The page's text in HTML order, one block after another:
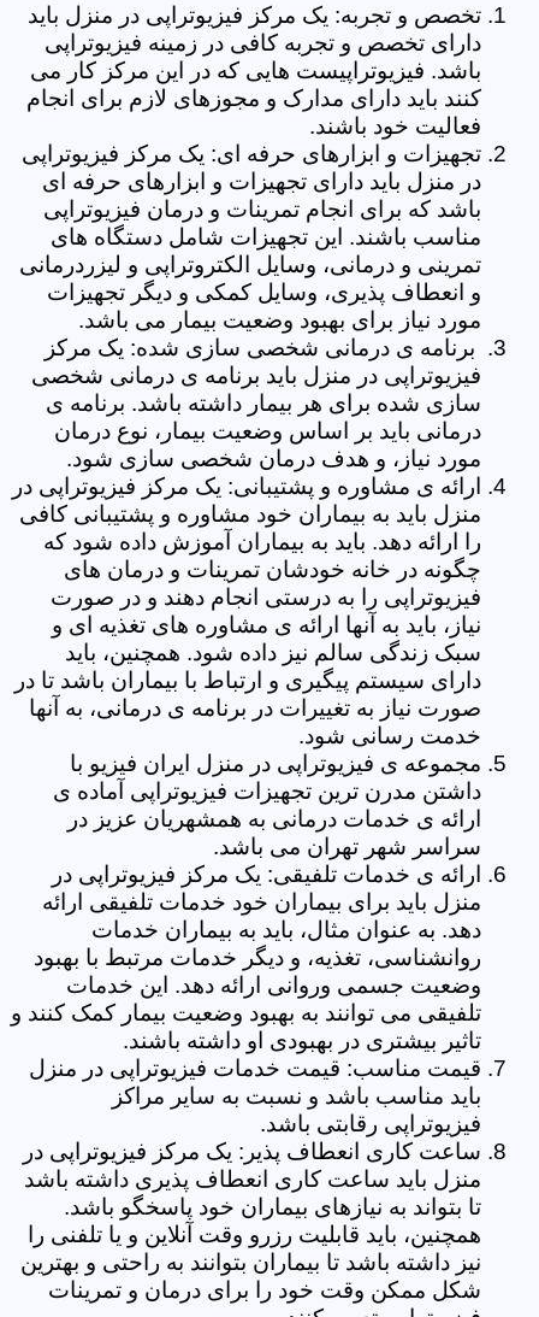
تخصص و تجربه: یک مرکز فیزیوتراپی در منزل باید
دارای تخصص و تجربه کافی در زمینه فیزیوتراپی
باشد. فیزیوتراپیست هایی که در این مرکز کار می
کنند باید دارای مدارک و مجوزهای لازم برای انجام
فعالیت خود باشند.
تجهیزات و ابزارهای حرفه ای: یک مرکز فیزیوتراپی
در منزل باید دارای تجهیزات و ابزارهای حرفه ای
باشد که برای انجام تمرینات و درمان فیزیوتراپی
مناسب باشند. این تجهیزات شامل دستگاه های
تمرینی و درمانی، وسایل الکتروتراپی و لیزردرمانی
و انعطاف پذیری، وسایل کمکی و دیگر تجهیزات
مورد نیاز برای بهبود وضعیت بیمار می باشد.
برنامه ی درمانی شخصی سازی شده: یک مرکز
فیزیوتراپی در منزل باید برنامه ی درمانی شخصی
سازی شده برای هر بیمار داشته باشد. برنامه ی
درمانی باید بر اساس وضعیت بیمار، نوع درمان
مورد نیاز، و هدف درمان شخصی سازی شود.
ارائه ی مشاوره و پشتیبانی: یک مرکز فیزیوتراپی در
منزل باید به بیماران خود مشاوره و پشتیبانی کافی
را ارائه دهد. باید به بیماران آموزش داده شود که
چگونه در خانه خودشان تمرینات و درمان های
فیزیوتراپی را به درستی انجام دهند و در صورت
نیاز، باید به آنها ارائه ی مشاوره های تغذیه ای و
سبک زندگی سالم نیز داده شود. همچنین، باید
دارای سیستم پیگیری و ارتباط با بیماران باشد تا در
صورت نیاز به تغییرات در برنامه ی درمانی، به آنها
خدمت رسانی شود.
مجموعه ی فیزیوتراپی در منزل ایران فیزیو با
داشتن مدرن ترین تجهیزات فیزیوتراپی آماده ی
ارائه ی خدمات درمانی به همشهریان عزیز در
سراسر شهر تهران می باشد.
ارائه ی خدمات تلفیقی: یک مرکز فیزیوتراپی در
منزل باید برای بیماران خود خدمات تلفیقی ارائه
دهد. به عنوان مثال، باید به بیماران خدمات
روانشناسی، تغذیه، و دیگر خدمات مرتبط با بهبود
وضعیت جسمی وروانی ارائه دهد. این خدمات
تلفیقی می توانند به بهبود وضعیت بیمار کمک کنند و
تاثیر بیشتری در بهبودی او داشته باشند.
قیمت مناسب: قیمت خدمات فیزیوتراپی در منزل
باید مناسب باشد و نسبت به سایر مراکز
فیزیوتراپی رقابتی باشد.
ساعت کاری انعطاف پذیر: یک مرکز فیزیوتراپی در
منزل باید ساعت کاری انعطاف پذیری داشته باشد
تا بتواند به نیازهای بیماران خود پاسخگو باشد.
همچنین، باید قابلیت رزرو وقت آنلاین و یا تلفنی را
نیز داشته باشد تا بیماران بتوانند به راحتی و بهترین
شکل ممکن وقت خود را برای درمان و تمرینات